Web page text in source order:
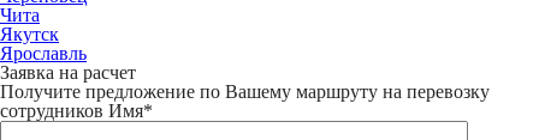
Чита
Якутск
Ярославль
Заявка на расчет
Получите предложение по Вашему маршруту на перевозку
сотрудников Имя*